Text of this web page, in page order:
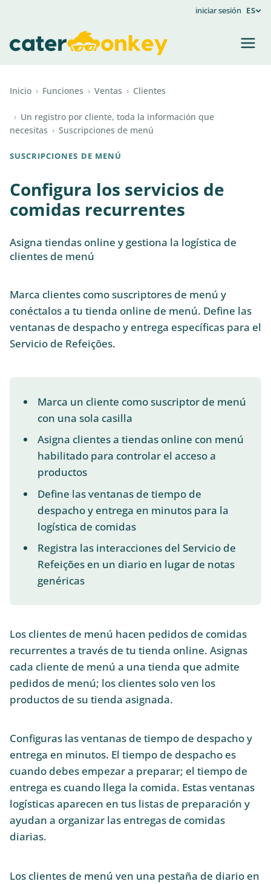
iniciar sesión ES
Inicio › Funciones › Ventas › Clientes
› Un registro por cliente, toda la información que
necesitas › Suscripciones de menú
SUSCRIPCIONES DE MENÚ
Configura los servicios de
comidas recurrentes
Asigna tiendas online y gestiona la logística de
clientes de menú
Marca clientes como suscriptores de menú y
conéctalos a tu tienda online de menú. Define las
ventanas de despacho y entrega específicas para el
Servicio de Refeições.
Marca un cliente como suscriptor de menú
con una sola casilla
Asigna clientes a tiendas online con menú
habilitado para controlar el acceso a
productos
Define las ventanas de tiempo de
despacho y entrega en minutos para la
logística de comidas
Registra las interacciones del Servicio de
Refeições en un diario en lugar de notas
genéricas
Los clientes de menú hacen pedidos de comidas
recurrentes a través de tu tienda online. Asignas
cada cliente de menú a una tienda que admite
pedidos de menú; los clientes solo ven los
productos de su tienda asignada.
Configuras las ventanas de tiempo de despacho y
entrega en minutos. El tiempo de despacho es
cuando debes empezar a preparar; el tiempo de
entrega es cuando llega la comida. Estas ventanas
logísticas aparecen en tus listas de preparación y
ayudan a organizar las entregas de comidas
diarias.
Los clientes de menú ven una pestaña de diario en